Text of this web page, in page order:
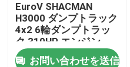
品質管理
連絡 ください
EuroV SHACMAN
H3000 ダンプトラック
4x2 6輪ダンプトラッ
ク 310HP エンジン
WEICHAI
お問い合わせを送信